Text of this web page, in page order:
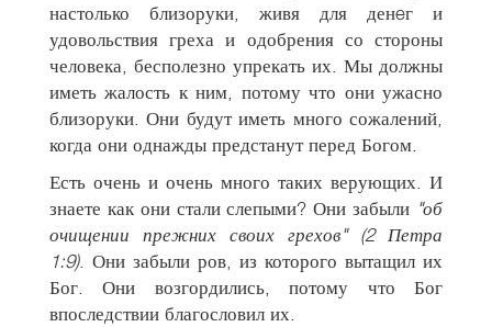
настолько близоруки, живя для денeг и
удовольствия греха и одобрения со стороны
человека, бесполезно упрекать их. Мы должны
иметь жалость к ним, потому что они ужасно
близоруки. Они будут иметь много сожалений,
когда они однажды предстанут перед Богом.
Есть очень и очень много таких верующих. И
знаете как они стали слепыми? Они забыли "об
очищении прежних своих грехов" (2 Петра
1:9). Они забыли ров, из которого вытащил их
Бог. Они возгордились, потому что Бог
впоследствии благословил их.